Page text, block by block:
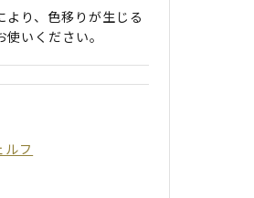
り、色移りが生じる
いください。
フ